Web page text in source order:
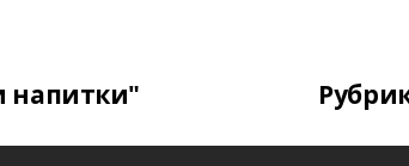
напитки"